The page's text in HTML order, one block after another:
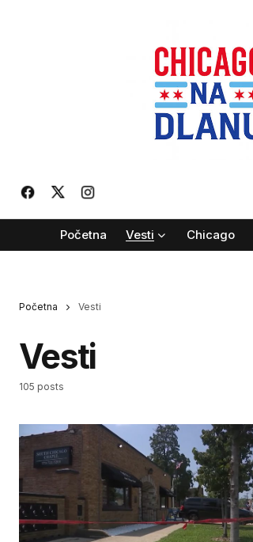
Početna Vesti Chicago
Početna Vesti
Vesti
105 posts